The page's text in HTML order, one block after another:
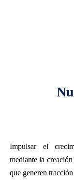
Impulsar el
mediante la
que generen